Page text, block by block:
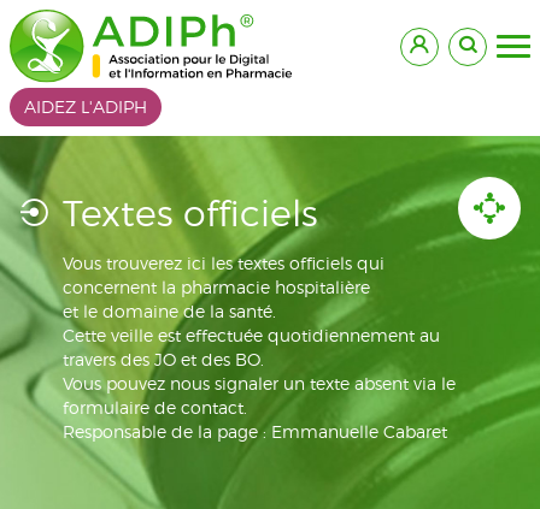
AIDEZ L'ADIPH
Textes officiels
Vous trouverez ici les textes officiels qui
concernent la pharmacie hospitalière
et le domaine de la santé.
Cette veille est effectuée quotidiennement au
travers des JO et des BO.
Vous pouvez nous signaler un texte absent via le
formulaire de contact.
Responsable de la page : Emmanuelle Cabaret